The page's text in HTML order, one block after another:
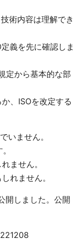
術内容は理解でき
義を先に確認しま
定から基本的な部
、ISOを改定する
いません。
ません。
れません。
開しました。公開